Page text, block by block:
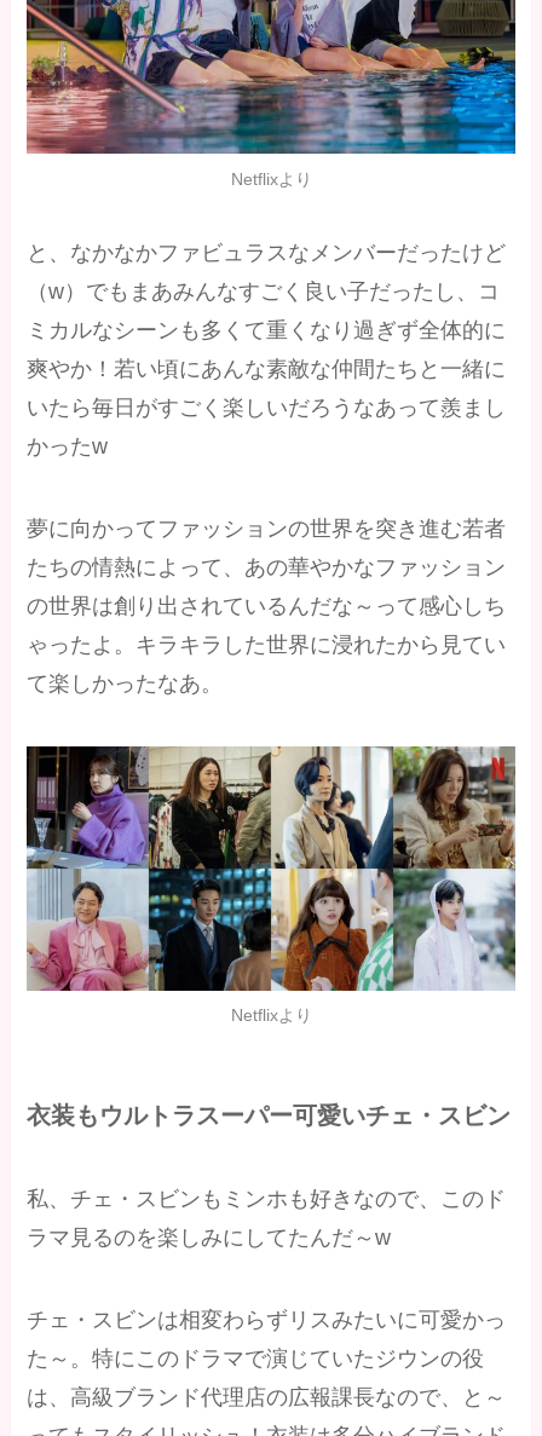
Netflixより
と、なかなかファビュラスなメンバーだったけど
（w）でもまあみんなすごく良い子だったし、コ
ミカルなシーンも多くて重くなり過ぎず全体的に
爽やか！若い頃にあんな素敵な仲間たちと一緒に
いたら毎日がすごく楽しいだろうなあって羨まし
かったw
夢に向かってファッションの世界を突き進む若者
たちの情熱によって、あの華やかなファッション
の世界は創り出されているんだな～って感心しち
ゃったよ。キラキラした世界に浸れたから見てい
て楽しかったなあ。
Netflixより
衣装もウルトラスーパー可愛いチェ・スビン
私、チェ・スビンもミンホも好きなので、このド
ラマ見るのを楽しみにしてたんだ～w
チェ・スビンは相変わらずリスみたいに可愛かっ
た～。特にこのドラマで演じていたジウンの役
は、高級ブランド代理店の広報課長なので、と～